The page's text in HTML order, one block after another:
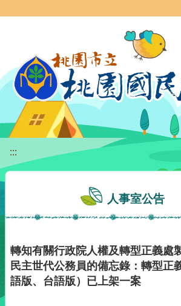
:::
人事室公告
轉知有關行政院人權及轉型正義處
民主世代公務員的備忘錄：轉型正
語版、台語版）已上架一案